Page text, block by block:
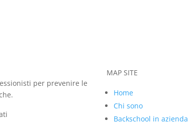
per prevenire le
MAP SITE
Home
Chi sono
Backschool in azienda